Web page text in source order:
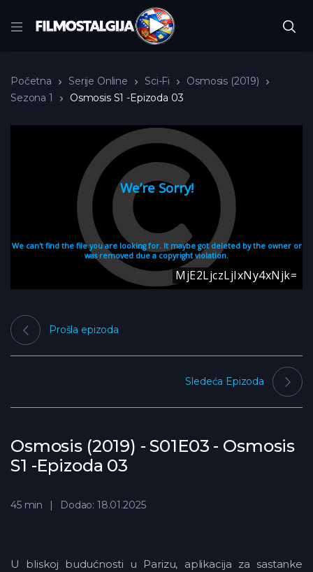
Početna Serije Online Sci-Fi
Osmosis (2019)
Sezona 1
Osmosis S1 -Epizoda 03
Osmosis (2019) - S01E03 - Osmosis
S1 -Epizoda 03
Prošla epizoda
Sledeća Epizoda
45 min Dodao: 18.01.2025
U bliskoj budućnosti u Parizu, aplikacija za sastanke